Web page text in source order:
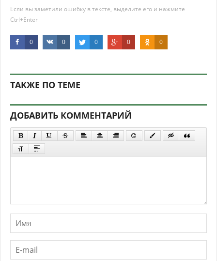
Если вы заметили ошибку в тексте, выделите его и нажмите
Ctrl+Enter
0 0 0 0 0
ТАКЖЕ ПО ТЕМЕ
ДОБАВИТЬ КОММЕНТАРИЙ